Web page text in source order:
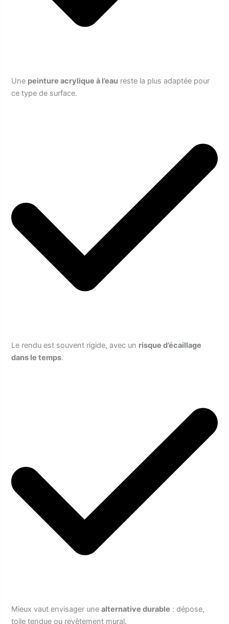
Une peinture acrylique à l’eau reste la plus adaptée pour
ce type de surface.
Le rendu est souvent rigide, avec un risque d’écaillage
dans le temps.
Mieux vaut envisager unealternative durable : dépose,
toile tendue ou revêtement mural.